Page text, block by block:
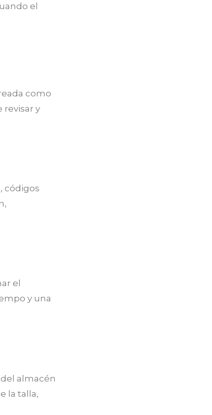
el
como
y
códigos
el
y una
almacén
la talla,